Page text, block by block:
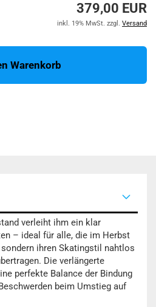
379,00 EUR
inkl. 19% MwSt. zzgl. Versand
Warenkorb
verleiht ihm ein klar
– ideal für alle, die im Herbst
sondern ihren Skatingstil nahtlos
Die verlängerte
perfekte Balance der Bindung
beim Umstieg auf